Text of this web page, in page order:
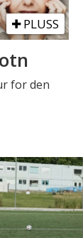
PLUSS
for den